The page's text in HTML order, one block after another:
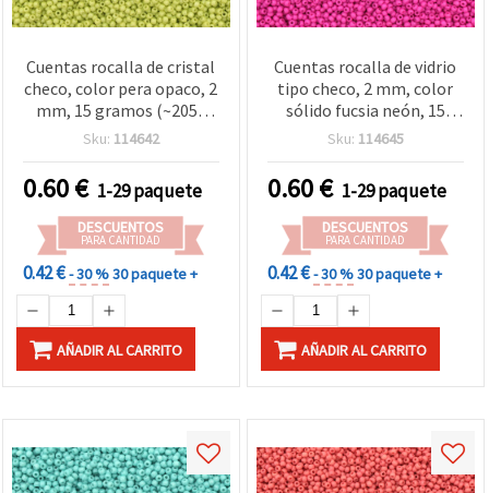
Cuentas rocalla de cristal
checo, color pera opaco, 2
mm, 15 gramos (~2050
uds), para bisutería y
Sku: 114642
0.60€ 1-29 paquete
DESCUENTOS
PARA CANTIDAD
0.42 €- 30 %30 paquete +
AÑADIR AL CARRITO
Cuentas rocalla de vidrio
tipo checo, 2 mm, color
sólido fucsia neón, 15
gramos (~2050 uds)
Sku: 114645
0.60€ 1-29 paquete
DESCUENTOS
PARA CANTIDAD
0.42 €- 30 %30 paquete +
AÑADIR AL CARRITO